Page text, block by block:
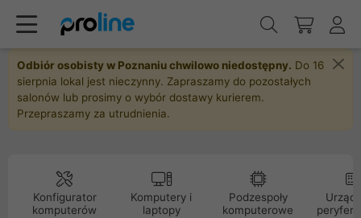
Odbiór osobisty w Poznaniu chwilowo niedostępny. Do 16
sierpnia lokal jest nieczynny. Zapraszamy do pozostałych
salonów lub prosimy o wybór dostawy kurierem.
Przepraszamy za utrudnienia.
Konfigurator
komputerów
Komputery i
laptopy
Podzespoły
komputerowe